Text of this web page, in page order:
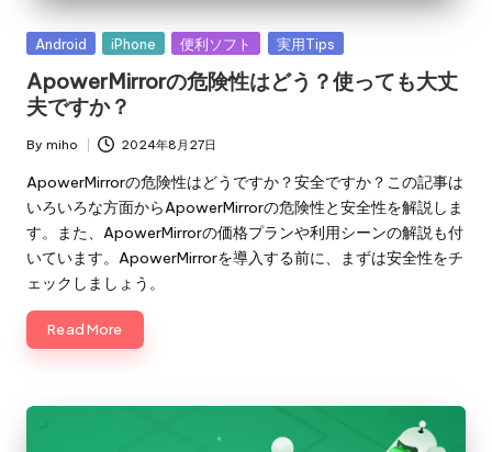
Posted
Android iPhone 便利ソフト 実用Tips
ApowerMirrorの危険性はどう？使っても大丈
夫ですか？
Posted
by
By miho 2024年8月27日
ApowerMirrorの危険性はどうですか？安全ですか？この記事は
いろいろな方面からApowerMirrorの危険性と安全性を解説しま
す。また、ApowerMirrorの価格プランや利用シーンの解説も付
いています。ApowerMirrorを導入する前に、まずは安全性をチ
ェックしましょう。
Read More